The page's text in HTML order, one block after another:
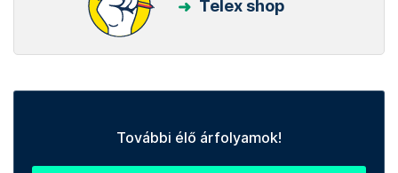
Telex shop
További élő árfolyamok!